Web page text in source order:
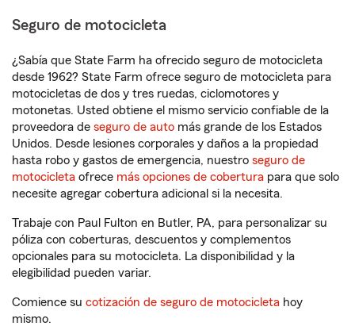
Seguro de motocicleta
¿Sabía que State Farm ha ofrecido seguro de motocicleta
desde 1962? State Farm ofrece seguro de motocicleta para
motocicletas de dos y tres ruedas, ciclomotores y
motonetas. Usted obtiene el mismo servicio confiable de la
proveedora de seguro de auto más grande de los Estados
Unidos. Desde lesiones corporales y daños a la propiedad
hasta robo y gastos de emergencia, nuestro seguro de
motocicleta ofrece más opciones de cobertura para que solo
necesite agregar cobertura adicional si la necesita.
Trabaje con Paul Fulton en Butler, PA, para personalizar su
póliza con coberturas, descuentos y complementos
opcionales para su motocicleta. La disponibilidad y la
elegibilidad pueden variar.
Comience su cotización de seguro de motocicleta hoy
mismo.